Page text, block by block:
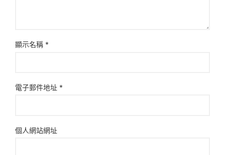
顯示名稱 *
電子郵件地址 *
個人網站網址